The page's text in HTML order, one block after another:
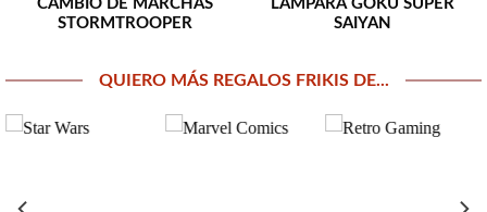
CAMBIO DE MARCHAS
STORMTROOPER
LÁMPARA GOKU SUPER
SAIYAN
QUIERO MÁS REGALOS FRIKIS DE...